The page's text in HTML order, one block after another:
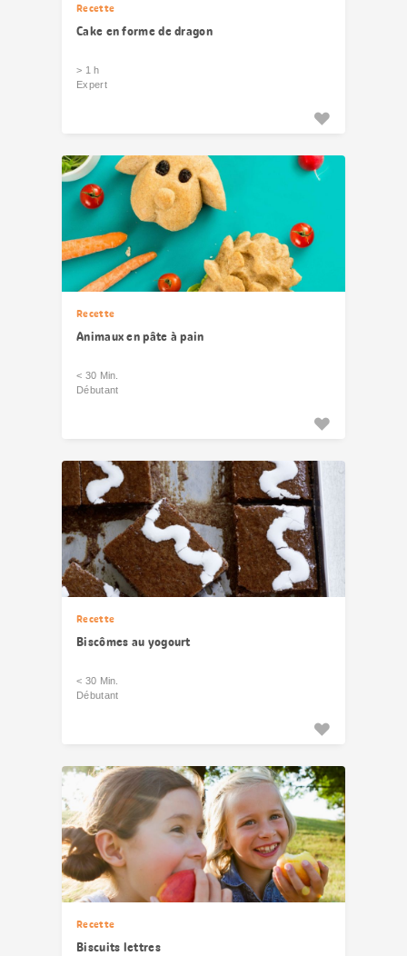
Recette
Cake en forme de dragon
> 1 h
Expert
Recette
Animaux en pâte à pain
< 30 Min.
Débutant
Recette
Biscômes au yogourt
< 30 Min.
Débutant
Recette
Biscuits lettres